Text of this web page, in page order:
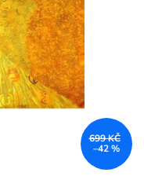
699 KČ
–42 %